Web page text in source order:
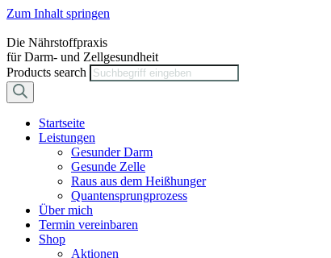
Zum Inhalt springen
Die Nährstoffpraxis
für Darm- und Zellgesundheit
Products search
Startseite
Leistungen
Gesunder Darm
Gesunde Zelle
Raus aus dem Heißhunger
Quantensprungprozess
Über mich
Termin vereinbaren
Shop
Aktionen